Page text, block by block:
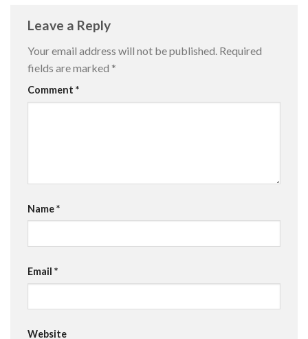
Leave a Reply
Your email address will not be published. Required
fields are marked *
Comment *
Name*
Email *
Website